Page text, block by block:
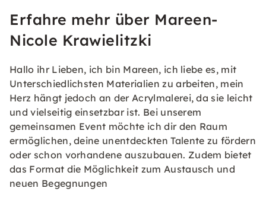
Erfahre mehr über Mareen-
Nicole Krawielitzki
Hallo ihr Lieben, ich bin Mareen, ich liebe es, mit
Unterschiedlichsten Materialien zu arbeiten, mein
Herz hängt jedoch an der Acrylmalerei, da sie leicht
und vielseitig einsetzbar ist. Bei unserem
gemeinsamen Event möchte ich dir den Raum
ermöglichen, deine unentdeckten Talente zu fördern
oder schon vorhandene auszubauen. Zudem bietet
das Format die Möglichkeit zum Austausch und
neuen Begegnungen